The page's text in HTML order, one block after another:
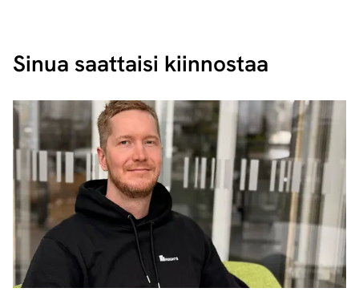
Sinua saattaisi kiinnostaa